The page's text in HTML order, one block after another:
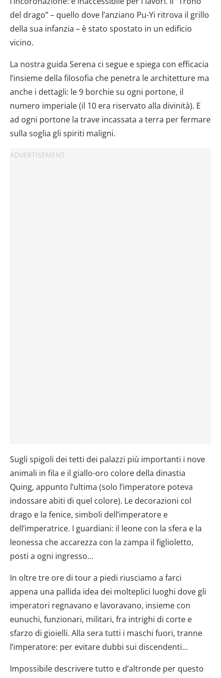
Utilizziamo i cookie per personalizzare contenuti ed
annunci, per fornire funzionalità dei social media e per
informazioni sul modo in cui utilizzi il nostro sito con i
nostri partner che si occupano di analisi dei dati web,
pubblicità e social media, i quali potrebbero combinarle
con altre informazioni che hai fornito loro o che hanno
raccolto dal tuo utilizzo dei loro servizi.
del drago” – quello dove l’anziano Pu-Yi ritrova il grillo
della sua infanzia – è stato spostato in un edificio
vicino.
La nostra guida Serena ci segue e spiega con efficacia
l’insieme della filosofia che penetra le architetture ma
anche i dettagli: le 9 borchie su ogni portone, il
numero imperiale (il 10 era riservato alla divinità). E
ad ogni portone la trave incassata a terra per fermare
sulla soglia gli spiriti maligni.
Sugli spigoli dei tetti dei palazzi più importanti i nove
animali in fila e il giallo-oro colore della dinastia
Quing, appunto l’ultima (solo l’imperatore poteva
indossare abiti di quel colore). Le decorazioni col
drago e la fenice, simboli dell’imperatore e
dell’imperatrice. I guardiani: il leone con la sfera e la
leonessa che accarezza con la zampa il figlioletto,
posti a ogni ingresso…
In oltre tre ore di tour a piedi riusciamo a farci
appena una pallida idea dei molteplici luoghi dove gli
imperatori regnavano e lavoravano, insieme con
eunuchi, funzionari, militari, fra intrighi di corte e
sfarzo di gioielli. Alla sera tutti i maschi fuori, tranne
l’imperatore: per evitare dubbi sui discendenti…
Impossibile descrivere tutto e d’altronde per questo